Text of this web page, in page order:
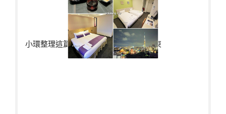
小環整理這篇東京住宿懶人包蒐集所有東